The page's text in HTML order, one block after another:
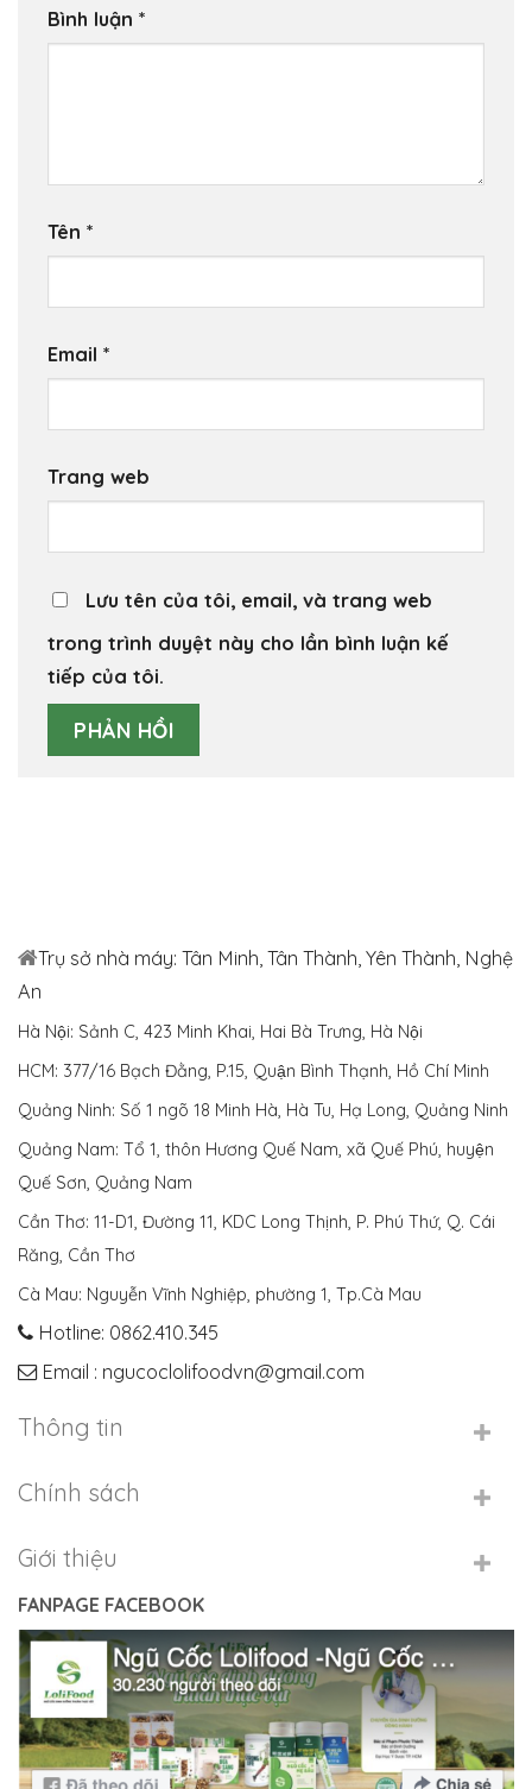
Bình luận *
Tên *
Email *
Trang web
Lưu tên của tôi, email, và trang web
trong trình duyệt này cho lần bình luận kế
tiếp của tôi.
Trụ sở nhà máy: Tân Minh, Tân Thành, Yên Thành, Nghệ
An
Hà Nội: Sảnh C, 423 Minh Khai, Hai Bà Trưng, Hà Nội
HCM: 377/16 Bạch Đằng, P.15, Quận Bình Thạnh, Hồ Chí Minh
Quảng Ninh: Số 1 ngõ 18 Minh Hà, Hà Tu, Hạ Long, Quảng Ninh
Quảng Nam: Tổ 1, thôn Hương Quế Nam, xã Quế Phú, huyện
Quế Sơn, Quảng Nam
Cần Thơ: 11-D1, Đường 11, KDC Long Thịnh, P. Phú Thứ, Q. Cái
Răng, Cần Thơ
Cà Mau: Nguyễn Vĩnh Nghiệp, phường 1, Tp.Cà Mau
Hotline: 0862.410.345
Email : ngucoclolifoodvn@gmail.com
Thông tin
Chính sách
Giới thiệu
FANPAGE FACEBOOK